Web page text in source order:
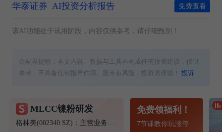
华泰证券 AI投资分析报告 免费查看
该AI功能处于试用阶段，内容仅供参考，请仔细甄别！
金融界提醒：本文内容、数据与工具不构成任何投资建议，仅供
参考，不具备任何指导作用。股市有风险，投资需谨慎！投诉
MLCC镍粉研发 免费领福利！
7节课教你玩涨停